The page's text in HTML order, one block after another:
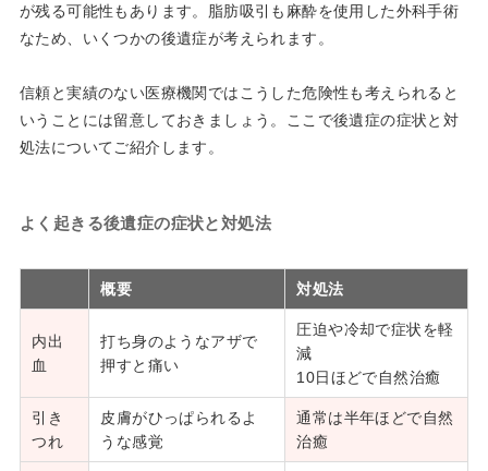
が残る可能性もあります。脂肪吸引も麻酔を使用した外科手術
なため、いくつかの後遺症が考えられます。
信頼と実績のない医療機関ではこうした危険性も考えられると
いうことには留意しておきましょう。ここで後遺症の症状と対
処法についてご紹介します。
よく起きる後遺症の症状と対処法
概要 対処法
内出
血
打ち身のようなアザで
押すと痛い
圧迫や冷却で症状を軽
減
10日ほどで自然治癒
引き
つれ
皮膚がひっぱられるよ
うな感覚
通常は半年ほどで自然
治癒